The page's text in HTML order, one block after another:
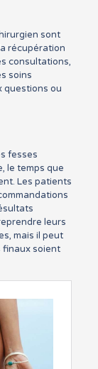
sont
récupération
consultations,
soins
questions ou
fesses
le temps que
Les patients
leurs
mais il peut
finaux soient